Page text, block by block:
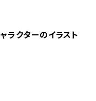
ラクターのイラスト